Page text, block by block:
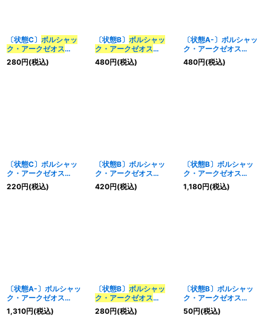
〔状態C〕 ボルシャッ
ク・アークゼオス
【SR】{23RP17A/20}
《火》
280円(税込)
〔状態B〕 ボルシャッ
ク・アークゼオス
【SR】{23RP17A/20}
《火》
480円(税込)
〔状態A-〕ボルシャッ
ク・アークゼオス
NEX【SR】
{23RP31A/20}《光》
480円(税込)
〔状態C〕ボルシャッ
ク・アークゼオス
NEX【SR】
{23RP31A/20}《光》
220円(税込)
〔状態B〕ボルシャッ
ク・アークゼオス
NEX【SR】
{23RP31A/20}《光》
420円(税込)
〔状態B〕ボルシャッ
ク・アークゼオス
NEX【SR】
{23RP33B/22}《光》
1,180円(税込)
〔状態A-〕ボルシャッ
ク・アークゼオス
NEX【SR】
{23RP33B/22}《光》
1,310円(税込)
〔状態B〕 ボルシャッ
ク・アークゼオス
【SR】{23RP1S7/S8}
《火》
280円(税込)
〔状態B〕ボルシャッ
ク・アークゼオス
NEX【SR】
{23RP3S1/S8}《光》
50円(税込)